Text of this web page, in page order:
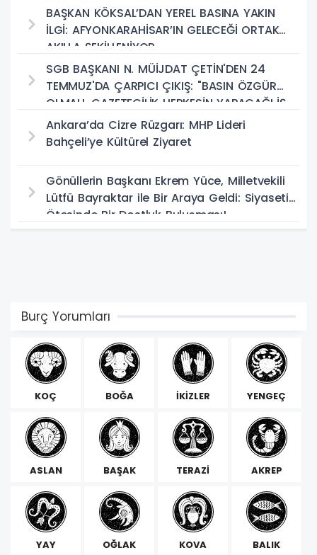
BAŞKAN KÖKSAL’DAN YEREL BASINA YAKIN
İLGİ: AFYONKARAHİSAR’IN GELECEĞİ ORTAK
AKILLA ŞEKİLLENİYOR
SGB BAŞKANI N. MÜİJDAT ÇETİN'DEN 24
TEMMUZ'DA ÇARPICI ÇIKIŞ: "BASIN ÖZGÜR
OLMALI, GAZETECİLİK HERKESİN YAPACAĞI İŞ
DEĞİL!"
Ankara’da Cizre Rüzgarı: MHP Lideri
Bahçeli’ye Kültürel Ziyaret
Gönüllerin Başkanı Ekrem Yüce, Milletvekili
Lütfü Bayraktar ile Bir Araya Geldi: Siyasetin
Ötesinde Bir Dostluk Buluşması!
Burç Yorumları
KOÇ BOĞA İKİZLER YENGEÇ
ASLAN BAŞAK TERAZİ AKREP
YAY OĞLAK KOVA BALIK